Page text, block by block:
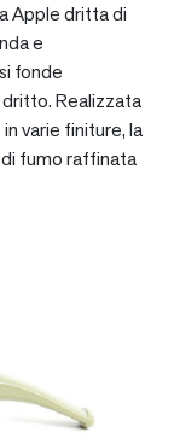
Apple dritta di
e
fonde
Realizzata
varie finiture, la
di fumo raffinata